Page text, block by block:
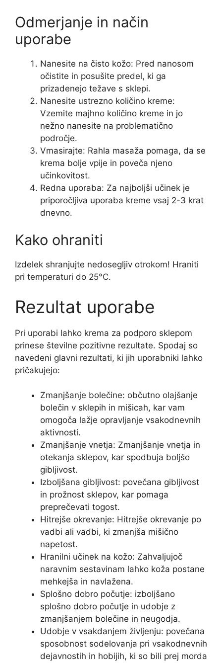
Odmerjanje in način
uporabe
Nanesite na čisto kožo: Pred nanosom
očistite in posušite predel, ki ga
prizadenejo težave s sklepi.
Nanesite ustrezno količino kreme:
Vzemite majhno količino kreme in jo
nežno nanesite na problematično
področje.
Vmasirajte: Rahla masaža pomaga, da se
krema bolje vpije in poveča njeno
učinkovitost.
Redna uporaba: Za najboljši učinek je
priporočljiva uporaba kreme vsaj 2-3 krat
dnevno.
Kako ohraniti
Izdelek shranjujte nedosegljiv otrokom! Hraniti
pri temperaturi do 25°C.
Rezultat uporabe
Pri uporabi lahko krema za podporo sklepom
prinese številne pozitivne rezultate. Spodaj so
navedeni glavni rezultati, ki jih uporabniki lahko
pričakujejo:
Zmanjšanje bolečine: občutno olajšanje
bolečin v sklepih in mišicah, kar vam
omogoča lažje opravljanje vsakodnevnih
aktivnosti.
Zmanjšanje vnetja: Zmanjšanje vnetja in
otekanja sklepov, kar spodbuja boljšo
gibljivost.
Izboljšana gibljivost: povečana gibljivost
in prožnost sklepov, kar pomaga
preprečevati togost.
Hitrejše okrevanje: Hitrejše okrevanje po
vadbi ali vadbi, ki zmanjša mišično
napetost.
Hranilni učinek na kožo: Zahvaljujoč
naravnim sestavinam lahko koža postane
mehkejša in navlažena.
Splošno dobro počutje: izboljšano
splošno dobro počutje in udobje z
zmanjšanjem bolečine in neugodja.
Udobje v vsakdanjem življenju: povečana
sposobnost sodelovanja pri vsakodnevnih
dejavnostih in hobijih, ki so bili prej morda